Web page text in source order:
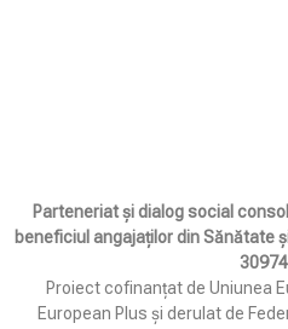
Parteneriat și dialog social
beneficiul angajaților din Sănătate
Proiect cofinanțat de Uniunea
European Plus și derulat de